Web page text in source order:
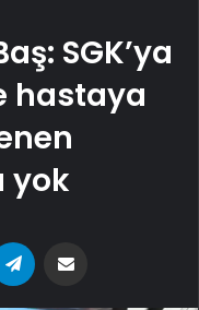
SGK’ya
hastaya
yok